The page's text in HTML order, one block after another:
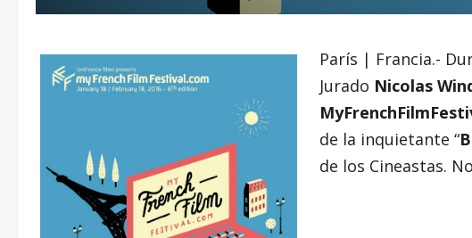
París | Francia.-
Jurado Nicolas
de la inquietante “
de los Cineastas.